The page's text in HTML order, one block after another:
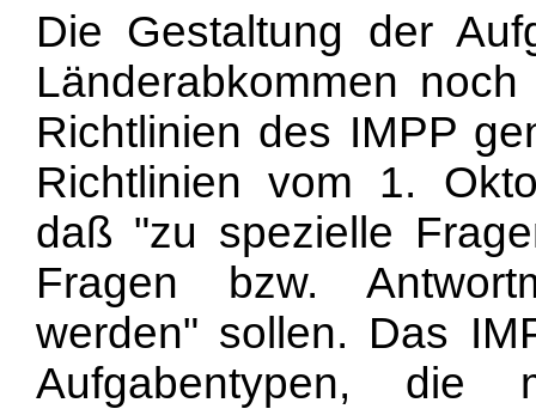
Die Gestaltung der
Länderabkommen
Richtlinien des IMPP
Richtlinien vom 1.
daß "zu spezielle
Fragen bzw.
werden" sollen. Das
Aufgabentypen, die